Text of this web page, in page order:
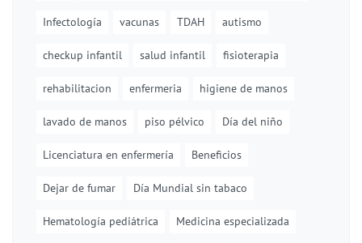
Infectología vacunas TDAH autismo
checkup infantil salud infantil fisioterapia
rehabilitacion enfermeria higiene de manos
lavado de manos piso pélvico Día del niño
Licenciatura en enfermería Beneficios
Dejar de fumar Día Mundial sin tabaco
Hematología pediátrica Medicina especializada